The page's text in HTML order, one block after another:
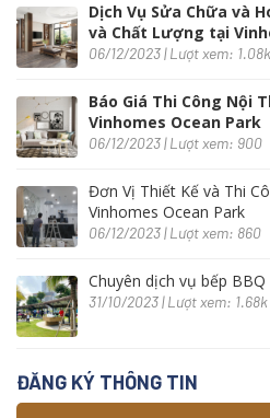
Dịch Vụ Sửa Chữa và
và Chất Lượng tại
06/12/2023 | Lượt xem: 1.08k
Báo Giá Thi Công Nội
Vinhomes Ocean Park
06/12/2023 | Lượt xem: 900
Đơn Vị Thiết Kế và Thi
Vinhomes Ocean Park
06/12/2023 | Lượt xem: 860
Chuyên dịch vụ bếp
31/10/2023 | Lượt xem: 1.68k
ĐĂNG KÝ THÔNG TIN